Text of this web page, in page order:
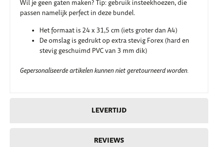
LEVERTIJD
REVIEWS
Wil je geen gaten maken? Tip: gebruik insteekhoezen, die
passen namelijk perfect in deze bundel.
Het formaat is 24 x 31,5 cm (iets groter dan A4)
De omslag is gedrukt op extra stevig Forex (hard en
stevig geschuimd PVC van 3 mm dik)
Gepersonaliseerde artikelen kunnen niet geretourneerd worden.